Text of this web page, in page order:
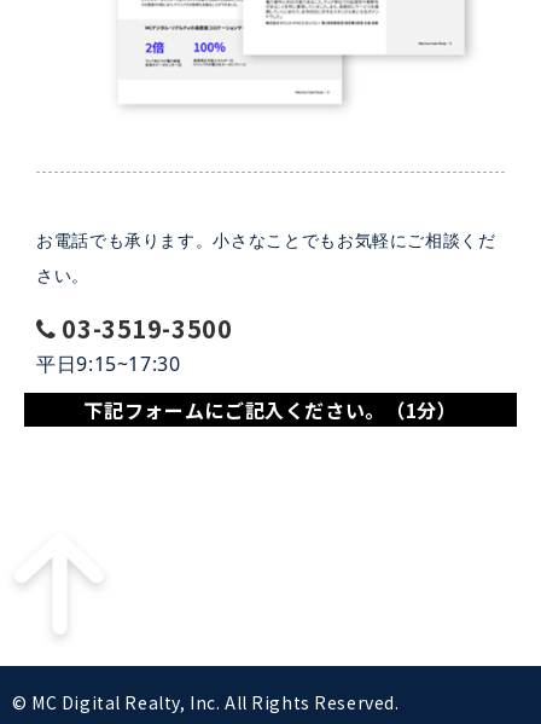
お電話でも承ります。小さなことでもお気軽にご相談くだ
さい。
03-3519-3500
平日9:15~17:30
下記フォームにご記入ください。（1分）
© MC Digital Realty, Inc. All Rights Reserved.